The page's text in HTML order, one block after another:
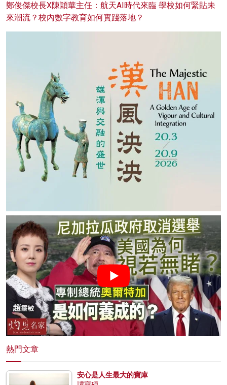
鄭俊傑校長X陳穎華主任：航天AI時代來臨 學校如何緊貼未
來潮流？校內數字教育如何實踐落地？
熱門文章
安心是人生最大的寶庫